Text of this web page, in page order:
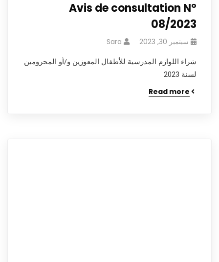
Avis de consultation N°
08/2023
سبتمبر 30, 2023 Sara
شراء اللوازم المدرسية للأطفال المعوزين و/أو المحرومين
لسنة 2023
Read more